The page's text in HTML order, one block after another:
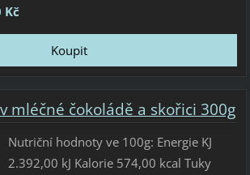
Kč
mléčné čokoládě a skořici 300g
Nutriční hodnoty ve 100g: Energie KJ
2.392,00 kJ Kalorie 574,00 kcal Tuky